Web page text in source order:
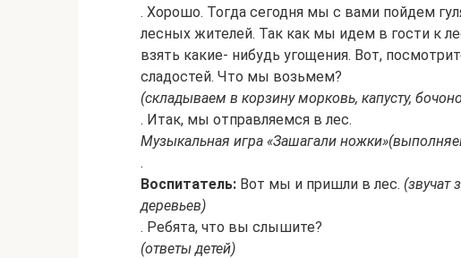
. Хорошо. Тогда сегодня мы с вами пойдем
лесных жителей. Так как мы идем в гости к
взять какие- нибудь угощения. Вот,
сладостей. Что мы возьмем?
(складываем в корзину морковь, капусту,
. Итак, мы отправляемся в лес.
Музыкальная игра «Зашагали ножки»
.
Воспитатель: Вот мы и пришли в лес. (звучат
деревьев)
. Ребята, что вы слышите?
(ответы детей)